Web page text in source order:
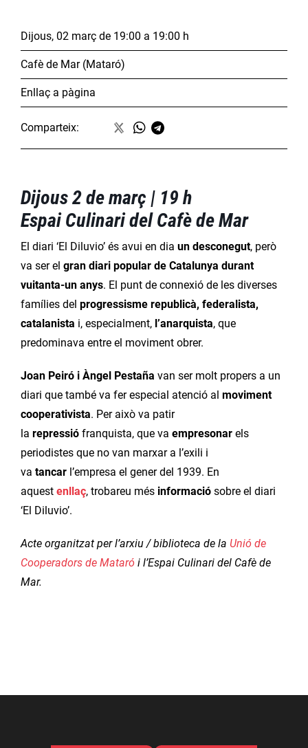
Dijous, 02 març de 19:00 a 19:00 h
Cafè de Mar (Mataró)
Enllaç a pàgina
Comparteix:
Dijous 2 de març | 19 h
Espai Culinari del Cafè de Mar
El diari ‘El Diluvio’ és avui en dia un desconegut, però
va ser el gran diari popular de Catalunya durant
vuitanta-un anys. El punt de connexió de les diverses
famílies del progressisme republicà, federalista,
catalanista i, especialment, l’anarquista, que
predominava entre el moviment obrer.
Joan Peiró i Àngel Pestaña van ser molt propers a un
diari que també va fer especial atenció al moviment
cooperativista. Per això va patir
la repressió franquista, que va empresonar els
periodistes que no van marxar a l’exili i
va tancar l’empresa el gener del 1939. En
aquest enllaç, trobareu més informació sobre el diari
‘El Diluvio’.
Acte organitzat per l’arxiu / biblioteca de la Unió de
Cooperadors de Mataró i l’Espai Culinari del Cafè de
Mar.